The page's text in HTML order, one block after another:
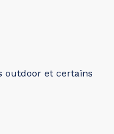
outdoor et certains